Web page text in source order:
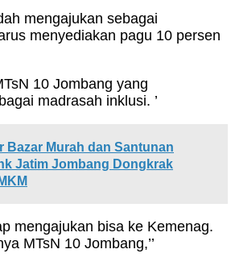
mengajukan sebagai
menyediakan pagu 10 persen
10 Jombang yang
madrasah inklusi. ’
Bazar Murah dan Santunan
Jatim Jombang Dongkrak
mengajukan bisa ke Kemenag.
MTsN 10 Jombang,’’